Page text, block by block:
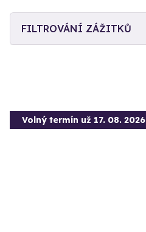
FILTROVÁNÍ ZÁŽITKŮ
Volný termín už 17. 08. 2026